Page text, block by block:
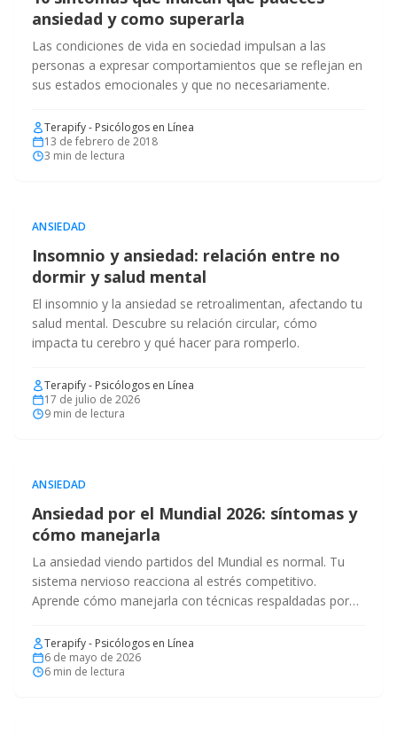
ansiedad y como superarla
Las condiciones de vida en sociedad impulsan a las
personas a expresar comportamientos que se reflejan en
sus estados emocionales y que no necesariamente.
Terapify - Psicólogos en Línea
13 de febrero de 2018
3 min de lectura
ANSIEDAD
Insomnio y ansiedad: relación entre no
dormir y salud mental
El insomnio y la ansiedad se retroalimentan, afectando tu
salud mental. Descubre su relación circular, cómo
impacta tu cerebro y qué hacer para romperlo.
Terapify - Psicólogos en Línea
17 de julio de 2026
9 min de lectura
ANSIEDAD
Ansiedad por el Mundial 2026: síntomas y
cómo manejarla
La ansiedad viendo partidos del Mundial es normal. Tu
sistema nervioso reacciona al estrés competitivo.
Aprende cómo manejarla con técnicas respaldadas por
Terapify - Psicólogos en Línea
6 de mayo de 2026
6 min de lectura